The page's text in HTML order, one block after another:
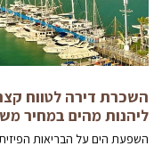
השכרת דירה לטווח
ליהנות מהים במחיר משתלם
השפעת הים על הבריאות הפיזית